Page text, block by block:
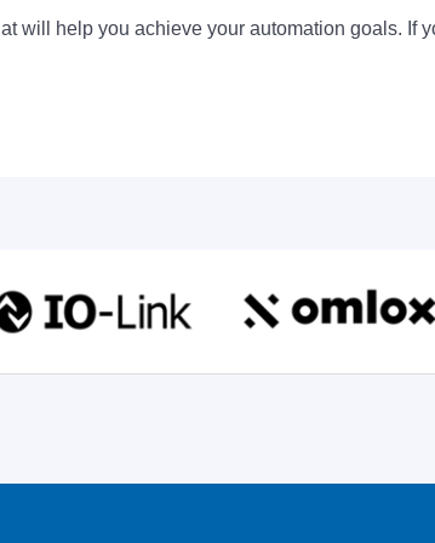
will help you achieve your automation goals. If